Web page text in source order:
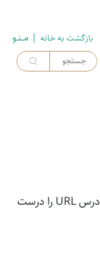
بازگشت به خـانه | مــنـو
ممکن است این صفحه حذف شده باشد و یا آدرس URL را درست